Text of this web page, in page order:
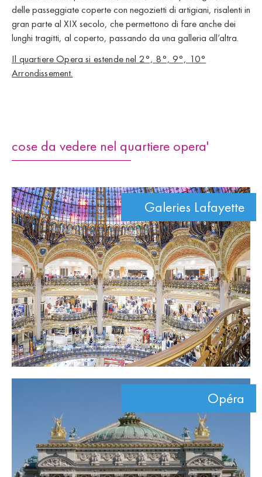
delle passeggiate coperte con negozietti di artigiani, risalenti in
gran parte al XIX secolo, che permettono di fare anche dei
lunghi tragitti, al coperto, passando da una galleria all’altra.
Il quartiere Opera si estende nel 2°, 8°, 9°, 10°
Arrondissement.
cose da vedere nel quartiere opera'
Galeries Lafayette
Opéra